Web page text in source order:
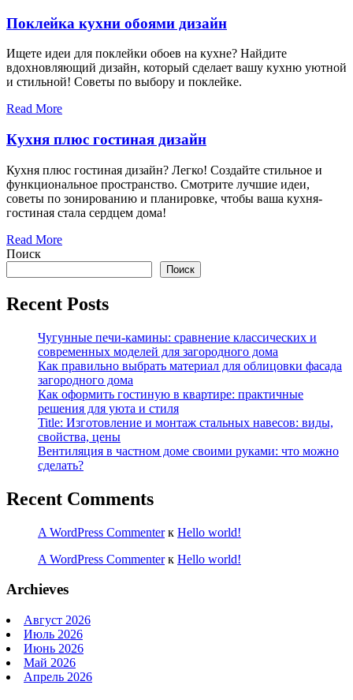
Поклейка кухни обоями дизайн
Ищете идеи для поклейки обоев на кухне? Найдите
вдохновляющий дизайн, который сделает вашу кухню уютной
и стильной! Советы по выбору и поклейке.
Read More
Кухня плюс гостиная дизайн
Кухня плюс гостиная дизайн? Легко! Создайте стильное и
функциональное пространство. Смотрите лучшие идеи,
советы по зонированию и планировке, чтобы ваша кухня-
гостиная стала сердцем дома!
Read More
Поиск
Поиск
Recent Posts
Чугунные печи-камины: сравнение классических и
современных моделей для загородного дома
Как правильно выбрать материал для облицовки фасада
загородного дома
Как оформить гостиную в квартире: практичные
решения для уюта и стиля
Title: Изготовление и монтаж стальных навесов: виды,
свойства, цены
Вентиляция в частном доме своими руками: что можно
сделать?
Recent Comments
A WordPress Commenterк Hello world!
A WordPress Commenterк Hello world!
Archieves
Август 2026
Июль 2026
Июнь 2026
Май 2026
Апрель 2026